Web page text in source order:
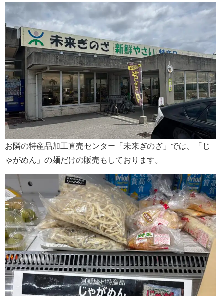
お隣の特産品加工直売センター「未来ぎのざ」では、「じ
ゃがめん」の麺だけの販売もしております。